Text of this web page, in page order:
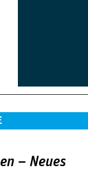
– Neues